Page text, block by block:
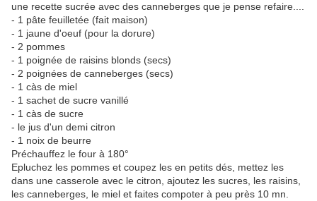
une recette sucrée avec des canneberges que je pense refaire....
- 1 pâte feuilletée (fait maison)
- 1 jaune d'oeuf (pour la dorure)
- 2 pommes
- 1 poignée de raisins blonds (secs)
- 2 poignées de canneberges (secs)
- 1 càs de miel
- 1 sachet de sucre vanillé
- 1 càs de sucre
- le jus d'un demi citron
- 1 noix de beurre
Préchauffez le four à 180°
Epluchez les pommes et coupez les en petits dés, mettez les
dans une casserole avec le citron, ajoutez les sucres, les raisins,
les canneberges, le miel et faites compoter à peu près 10 mn.